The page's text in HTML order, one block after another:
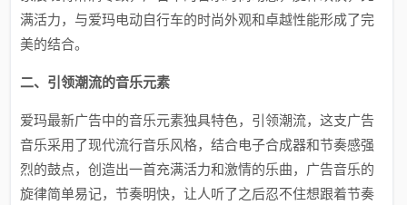
满活力，与爱玛电动自行车的时尚外观和卓越性能形成了完
美的结合。
二、引领潮流的音乐元素
爱玛最新广告中的音乐元素独具特色，引领潮流，这支广告
音乐采用了现代流行音乐风格，结合电子合成器和节奏感强
烈的鼓点，创造出一首充满活力和激情的乐曲，广告音乐的
旋律简单易记，节奏明快，让人听了之后忍不住想跟着节奏